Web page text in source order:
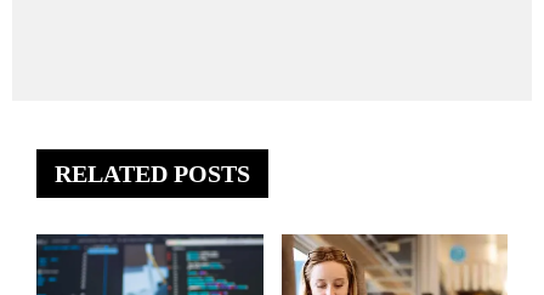
RELATED POSTS